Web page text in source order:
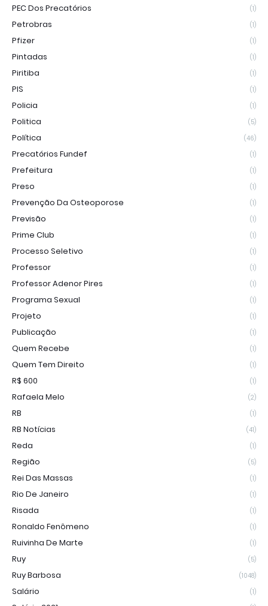
PEC Dos Precatórios (1)
Petrobras (1)
Pfizer (1)
Pintadas (1)
Piritiba (1)
PIS (1)
Policia (1)
Politica (5)
Política (46)
Precatórios Fundef (1)
Prefeitura (1)
Preso (1)
Prevenção Da Osteoporose (1)
Previsão (1)
Prime Club (1)
Processo Seletivo (1)
Professor (1)
Professor Adenor Pires (1)
Programa Sexual (1)
Projeto (1)
Publicação (1)
Quem Recebe (1)
Quem Tem Direito (1)
R$ 600 (1)
Rafaela Melo (2)
RB (1)
RB Notícias (41)
Reda (1)
Região (5)
Rei Das Massas (1)
Rio De Janeiro (1)
Risada (1)
Ronaldo Fenômeno (1)
Ruivinha De Marte (1)
Ruy (5)
Ruy Barbosa (1048)
Salário (1)